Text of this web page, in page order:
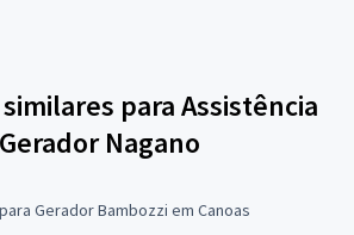
para Assistência
Nagano
Gerador Bambozzi em Canoas